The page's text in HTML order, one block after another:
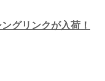
グリンクが入荷！